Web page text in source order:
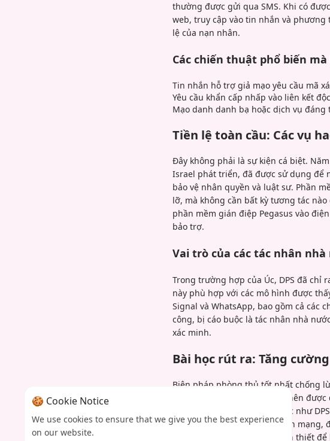
thường được gửi qua SMS. Khi có
web, truy cập vào tin nhắn và
lệ của nạn nhân.
Các chiến thuật phổ biến
Tin nhắn hỗ trợ giả mạo yêu cầu mã
Yêu cầu khẩn cấp nhấp vào liên kết
Mạo danh danh bạ hoặc dịch vụ đáng
Tiền lệ toàn cầu: Các vụ
Đây không phải là sự kiện cá biệt.
Israel phát triển, đã được sử dụng để
bảo vệ nhân quyền và luật sư. Phần
lỡ, mà không cần bất kỳ tương tác
phần mềm gián điệp Pegasus vào
bảo trợ.
Vai trò của các tác nhân
Trong trường hợp của Úc, DPS đã chỉ
này phù hợp với các mô hình được
Signal và WhatsApp, bao gồm cả các
công, bị cáo buộc là tác nhân nhà
xác minh.
Bài học rút ra: Tăng
Biện pháp phòng thủ tốt nhất chống
Các quan chức và nhân viên nên
cáo sự cố kịp thời. Các tổ chức như
huy động các cơ quan an ninh mạng,
và hợp tác quốc tế là điều cần thiết
🍪 Cookie Notice
We use cookies to ensure that we give you the best experience
on our website.